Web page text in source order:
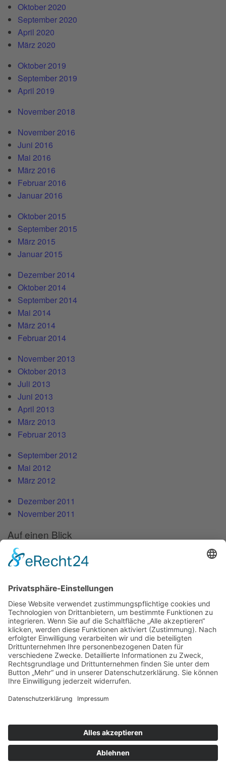
Oktober 2020
September 2020
April 2020
März 2020
Oktober 2019
September 2019
April 2019
November 2018
November 2016
Juni 2016
Mai 2016
März 2016
Februar 2016
Januar 2016
Oktober 2015
September 2015
März 2015
Januar 2015
Dezember 2014
Oktober 2014
September 2014
Mai 2014
März 2014
Februar 2014
November 2013
Oktober 2013
Juli 2013
Juni 2013
April 2013
März 2013
Februar 2013
September 2012
Mai 2012
März 2012
Dezember 2011
November 2011
Auf einen Blick
Forschung
Musikalien-Leihmaterial
Publikationen
Links
Aktuelles
06.02.25
Neuer Telemann-Konferenzbericht erschienen
11.12.24
Prof. Dr. Wolfgang Hirschmann erhält den Georg-Philipp-
Telemann-Preis 2025
Telemann-Zentrum zu Gast in Brüssel
Veranstaltungen
Aktuell sind keine Termine vorhanden.